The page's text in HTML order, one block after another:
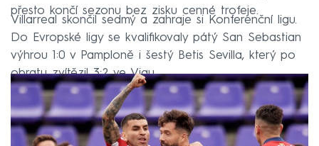
přesto končí sezonu bez zisku cenné trofeje.
Villarreal skončil sedmý a zahraje si Konferenční ligu.
Do Evropské ligy se kvalifikovaly pátý San Sebastian
výhrou 1:0 v Pamploně i šestý Betis Sevilla, který po
obratu zvítězil 3:2 ve Vigu.